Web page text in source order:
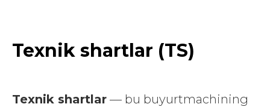
Texnik shartlar (TS)
Texnik shartlar — bu buyurtmachining